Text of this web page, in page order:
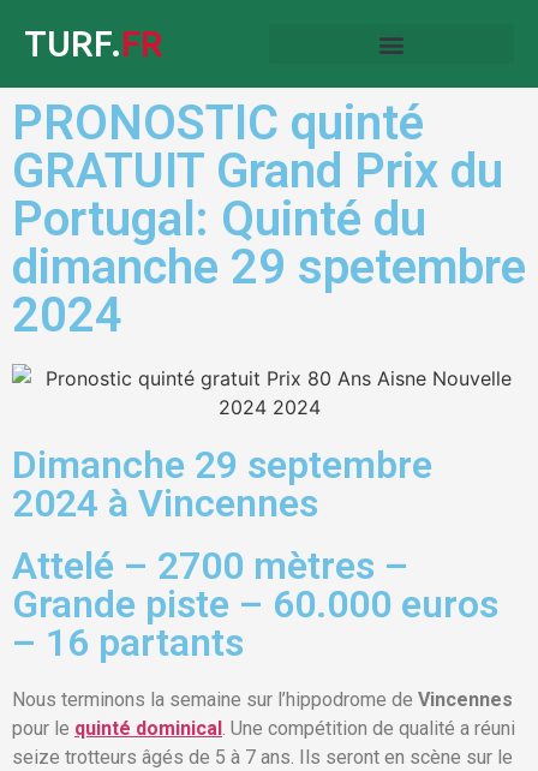
TURF.FR
PRONOSTIC quinté
GRATUIT Grand Prix du
Portugal: Quinté du
dimanche 29 spetembre
2024
Dimanche 29 septembre
2024 à Vincennes
Attelé – 2700 mètres –
Grande piste – 60.000 euros
– 16 partants
Nous terminons la semaine sur l’hippodrome de Vincennes
pour le quinté dominical. Une compétition de qualité a réuni
seize trotteurs âgés de 5 à 7 ans. Ils seront en scène sur le